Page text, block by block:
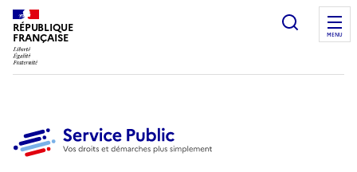
RÉPUBLIQUE
FRANÇAISE
Ouvrir
MENU